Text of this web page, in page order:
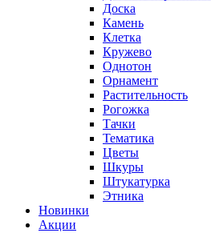
Доска
Камень
Клетка
Кружево
Однотон
Орнамент
Растительность
Рогожка
Тачки
Тематика
Цветы
Шкуры
Штукатурка
Этника
Новинки
Акции